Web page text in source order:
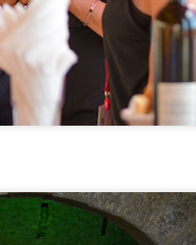
hotela, nego i Opatije
riječ o dobrom potezu:
i grada, a zanimanje je
tračnicama koje su
jedno je od takvih